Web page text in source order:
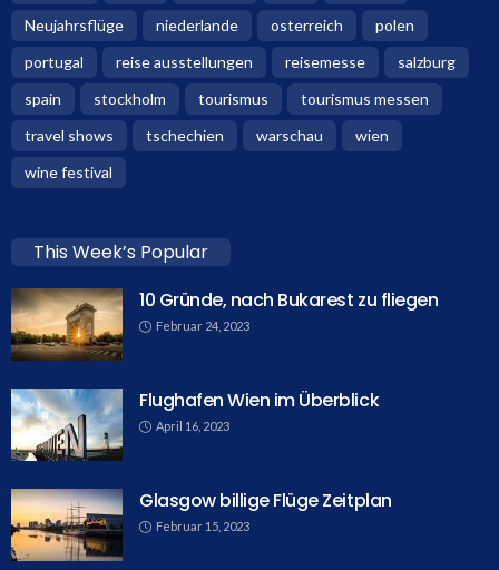
Neujahrsflüge
niederlande osterreich
polen
portugal
reise ausstellungen reisemesse
salzburg
spain
stockholm tourismus
tourismus messen
travel shows
tschechien warschau
wien
wine festival
This Week’s Popular
10 Gründe, nach Bukarest zu fliegen
Februar 24, 2023
Flughafen Wien im Überblick
April 16, 2023
Glasgow billige Flüge Zeitplan
Februar 15, 2023